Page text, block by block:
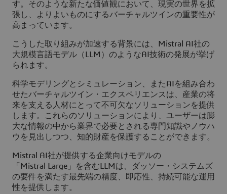
す。そのような新たな価値観において、現実の世界を拡
張し、よりよいものにするバーチャルツインの重要性が
高まっています。
こうした取り組みが加速する背景には、Mistral AI社の
大規模言語モデル（LLM）のようなAI技術の発展が挙げ
られます。
科学モデリングとシミュレーション、またAIを組み合わ
せたバーチャルツイン・エクスペリエンスは、産業の将
来を支える人材にとって不可欠なソリューションを提供
します。これらのソリューションにより、ユーザーは膨
大な情報の中から業界で必要とされる専門知識やノウハ
ウを見出しつつ、知的財産を保護することができます。
Mistral AI社が提供する企業向けモデルの
「Mistral Large」を含むLLMは、ダッソー・システムズ
の要件を満たす最先端の精度、即応性、持続可能な運用
性を提供します。